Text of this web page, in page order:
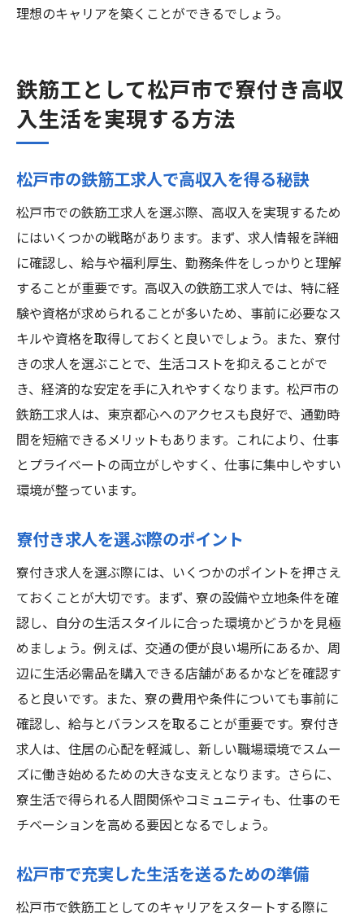
理想のキャリアを築くことができるでしょう。
鉄筋工として松戸市で寮付き高収
入生活を実現する方法
松戸市の鉄筋工求人で高収入を得る秘訣
松戸市での鉄筋工求人を選ぶ際、高収入を実現するため
にはいくつかの戦略があります。まず、求人情報を詳細
に確認し、給与や福利厚生、勤務条件をしっかりと理解
することが重要です。高収入の鉄筋工求人では、特に経
験や資格が求められることが多いため、事前に必要なス
キルや資格を取得しておくと良いでしょう。また、寮付
きの求人を選ぶことで、生活コストを抑えることがで
き、経済的な安定を手に入れやすくなります。松戸市の
鉄筋工求人は、東京都心へのアクセスも良好で、通勤時
間を短縮できるメリットもあります。これにより、仕事
とプライベートの両立がしやすく、仕事に集中しやすい
環境が整っています。
寮付き求人を選ぶ際のポイント
寮付き求人を選ぶ際には、いくつかのポイントを押さえ
ておくことが大切です。まず、寮の設備や立地条件を確
認し、自分の生活スタイルに合った環境かどうかを見極
めましょう。例えば、交通の便が良い場所にあるか、周
辺に生活必需品を購入できる店舗があるかなどを確認す
ると良いです。また、寮の費用や条件についても事前に
確認し、給与とバランスを取ることが重要です。寮付き
求人は、住居の心配を軽減し、新しい職場環境でスムー
ズに働き始めるための大きな支えとなります。さらに、
寮生活で得られる人間関係やコミュニティも、仕事のモ
チベーションを高める要因となるでしょう。
松戸市で充実した生活を送るための準備
松戸市で鉄筋工としてのキャリアをスタートする際に